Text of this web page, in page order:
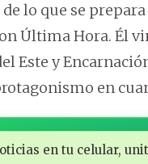
de lo que se
Última Hora. Él
Este y
en
en tu celular,